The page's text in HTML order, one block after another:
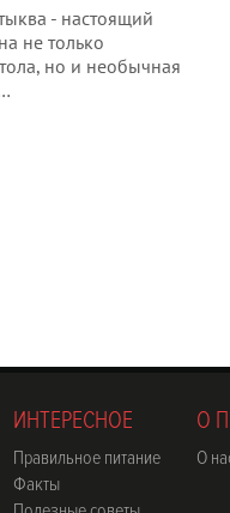
- настоящий
не только
но и необычная
ИНТЕРЕСНОЕ
Правильное питание
Факты
О
О